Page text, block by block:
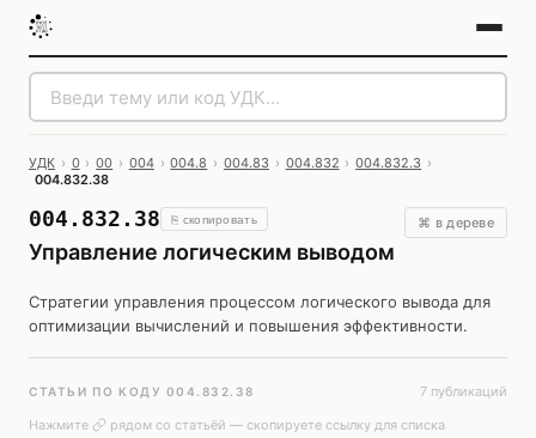
УДК › 0 › 00 › 004 › 004.8 › 004.83 › 004.832 › 004.832.3 ›
004.832.38
004.832.38 ⎘ скопировать
Управление логическим выводом
⌘ в дереве
Стратегии управления процессом логического вывода для
оптимизации вычислений и повышения эффективности.
СТАТЬИ ПО КОДУ 004.832.38
7 публикаций
Нажмите
рядом со статьёй — скопируете ссылку для списка